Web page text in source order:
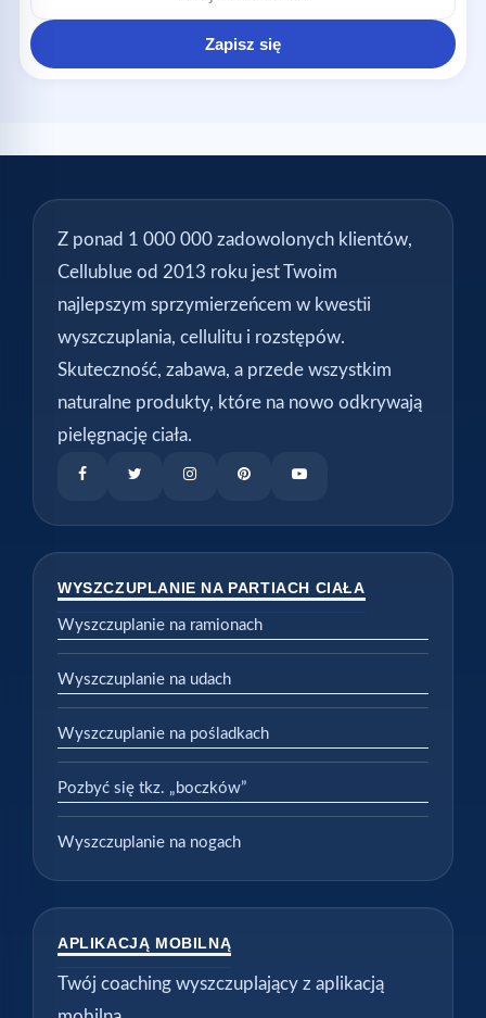
Zapisz się
Z ponad 1 000 000 zadowolonych klientów,
Cellublue od 2013 roku jest Twoim
najlepszym sprzymierzeńcem w kwestii
wyszczuplania, cellulitu i rozstępów.
Skuteczność, zabawa, a przede wszystkim
naturalne produkty, które na nowo odkrywają
pielęgnację ciała.
WYSZCZUPLANIE NA PARTIACH CIAŁA
Wyszczuplanie na ramionach
Wyszczuplanie na udach
Wyszczuplanie na pośladkach
Pozbyć się tkz. „boczków”
Wyszczuplanie na nogach
APLIKACJĄ MOBILNĄ
Twój coaching wyszczuplający z aplikacją